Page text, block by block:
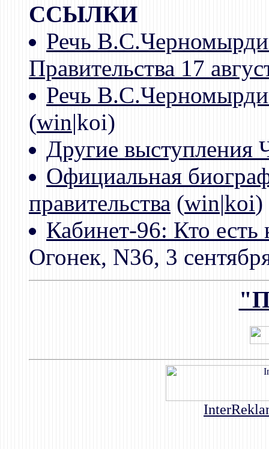
ССЫЛКИ
Речь
Правительства 17
Речь
(win|koi)
Другие выступления
Официальная
правительства (win|koi)
Кабинет-96: Кто есть
Огонек, N36, 3